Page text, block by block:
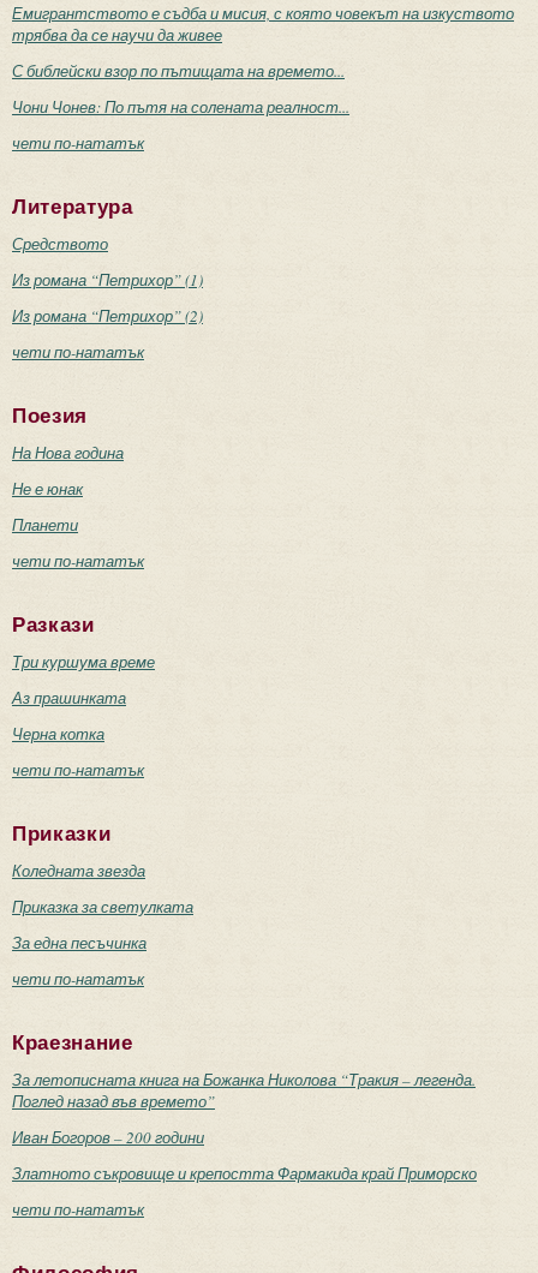
Емигрантството е съдба и мисия, с която човекът на изкуството
трябва да се научи да живее
С библейски взор по пътищата на времето...
Чони Чонев: По пътя на солената реалност...
чети по-нататък
Литература
Средството
Из романа “Петрихор” (1)
Из романа “Петрихор” (2)
чети по-нататък
Поезия
На Нова година
Не е юнак
Планети
чети по-нататък
Разкази
Три куршума време
Аз прашинката
Черна котка
чети по-нататък
Приказки
Коледната звезда
Приказка за светулката
За една песъчинка
чети по-нататък
Краезнание
За летописната книга на Божанка Николова “Тракия – легенда.
Поглед назад във времето”
Иван Богоров – 200 години
Златното съкровище и крепостта Фармакида край Приморско
чети по-нататък